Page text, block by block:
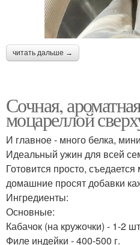
читать дальше →
Сочная,
моцареллой
И главное - много белка,
Идеальный ужин для всей
Готовится просто,
домашние просят добавки
Ингредиенты:
Основные:
Кабачок (на кружочки) - 1-2
Филе индейки - 400-500 г.